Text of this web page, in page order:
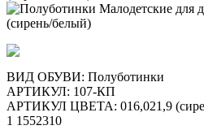
ВИД ОБУВИ: Полуботинки
АРТИКУЛ: 107-КП
АРТИКУЛ ЦВЕТА: 016,021,9
1 1552310